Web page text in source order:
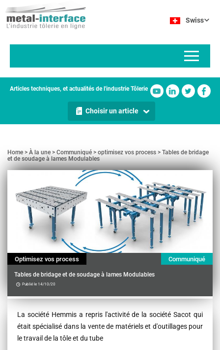
au
contenu
Swiss
Articles techniques, et actualités de l'industrie Tôlerie
Choisir un article
Home À la une Communiqué optimisez vos process
Tables de bridage
et de soudage à lames Modulables
Optimisez vos process Communiqué
Tables de bridage et de soudage à lames Modulables
Publié le 14/10/20
Contenu
La société Hemmis a repris l'activité de la société Sacot qui
était spécialisé dans la vente de matériels et d'outillages pour
le travail de la tôle et du tube